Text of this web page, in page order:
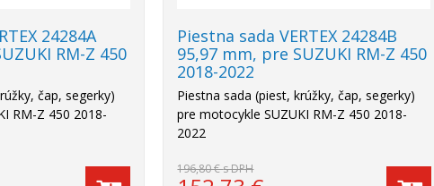
24284A
RM-Z 450
čap, segerky)
RM-Z 450 2018-
Piestna sada VERTEX 24284B
95,97 mm, pre SUZUKI RM-Z 450
2018-2022
Piestna sada (piest, krúžky, čap, segerky)
pre motocykle SUZUKI RM-Z 450 2018-
2022
196,80 €s DPH